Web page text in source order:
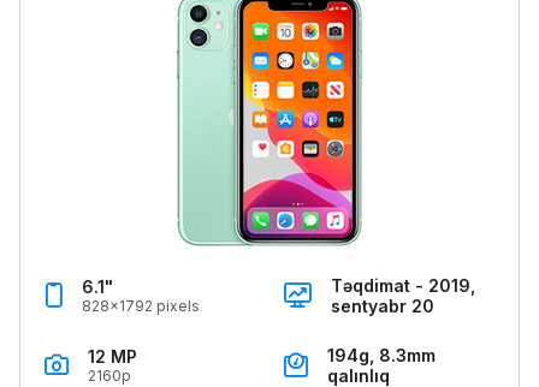
6.1"
828x1792 pixels
Təqdimat - 2019,
sentyabr 20
12 MP
2160p
194g, 8.3mm
qalınlıq